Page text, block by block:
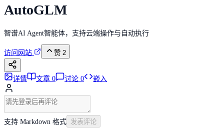
AutoGLM
智谱AI Agent智能体，支持云端操作与自动执行
访问网站 赞 2
详情 文章 0 讨论 0 嵌入
支持 Markdown 格式 发表评论